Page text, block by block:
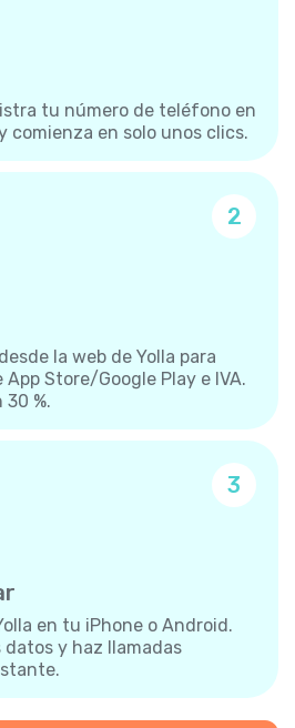
tu número de teléfono en
comienza en solo unos clics.
2
la web de Yolla para
Store/Google Play e IVA.
%.
3
en tu iPhone o Android.
y haz llamadas